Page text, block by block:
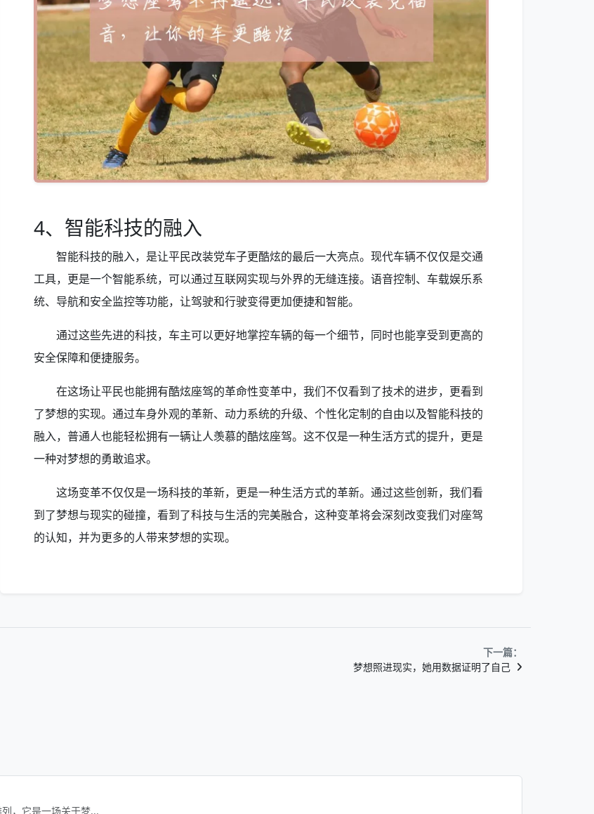
4、智能科技的融入
智能科技的融入，是让平民改装党车子更酷炫的最后一大亮点。现代车辆不仅仅是交通
工具，更是一个智能系统，可以通过互联网实现与外界的无缝连接。语音控制、车载娱乐系
统、导航和安全监控等功能，让驾驶和行驶变得更加便捷和智能。
通过这些先进的科技，车主可以更好地掌控车辆的每一个细节，同时也能享受到更高的
安全保障和便捷服务。
在这场让平民也能拥有酷炫座驾的革命性变革中，我们不仅看到了技术的进步，更看到
了梦想的实现。通过车身外观的革新、动力系统的升级、个性化定制的自由以及智能科技的
融入，普通人也能轻松拥有一辆让人羡慕的酷炫座驾。这不仅是一种生活方式的提升，更是
一种对梦想的勇敢追求。
这场变革不仅仅是一场科技的革新，更是一种生活方式的革新。通过这些创新，我们看
到了梦想与现实的碰撞，看到了科技与生活的完美融合，这种变革将会深刻改变我们对座驾
的认知，并为更多的人带来梦想的实现。
下一篇：
梦想照进现实，她用数据证明了自己
，它是一场关于梦...